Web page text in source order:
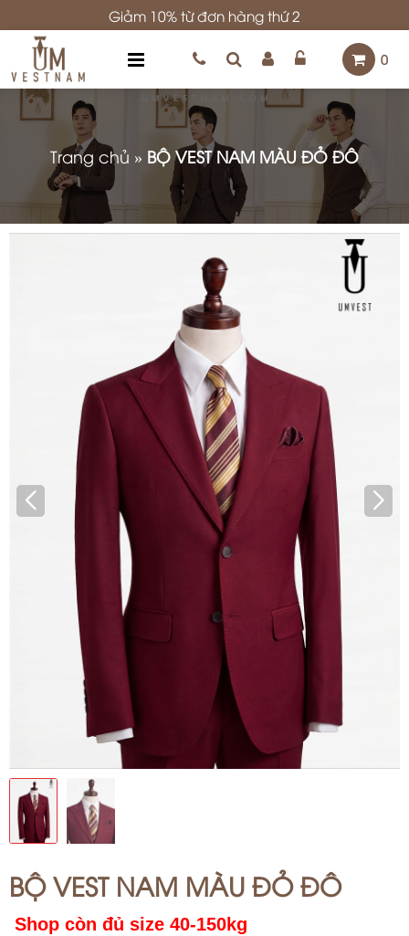
Giảm 10% từ đơn hàng thứ 2
0
Trang chủ » BỘ VEST NAM MÀU ĐỎ ĐÔ
BỘ VEST NAM MÀU ĐỎ ĐÔ
Shop còn đủ size 40-150kg